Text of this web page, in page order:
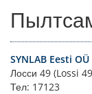
SYNLAB Eesti
Лосси 49 (Lossi
Тел: 17123